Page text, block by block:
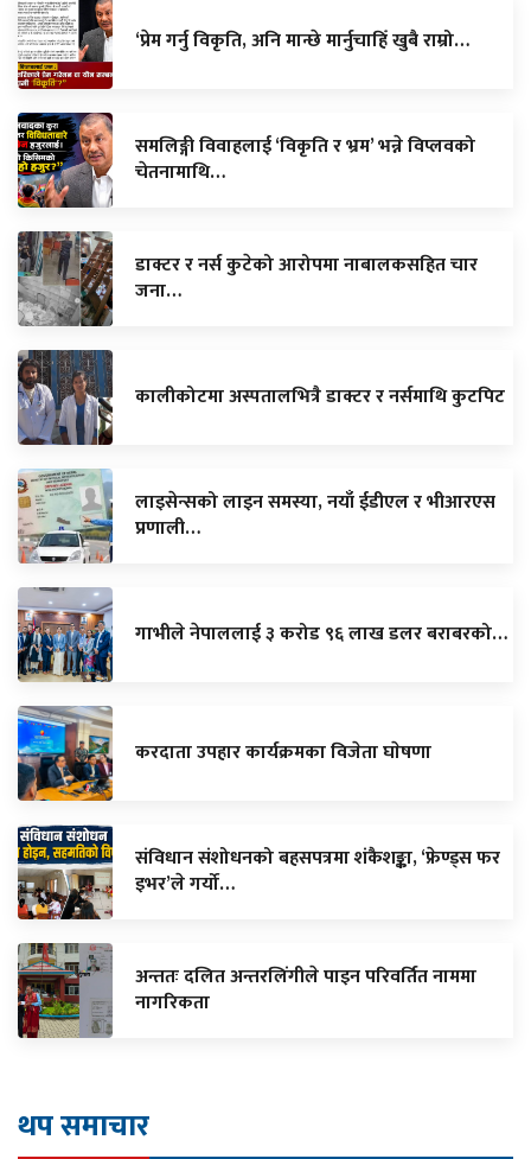
‘प्रेम गर्नु विकृति, अनि मान्छे मार्नुचाहिँ खुबै राम्रो…
समलिङ्गी विवाहलाई ‘विकृति र भ्रम’ भन्ने विप्लवको
चेतनामाथि…
डाक्टर र नर्स कुटेको आरोपमा नाबालकसहित चार
जना…
कालीकोटमा अस्पतालभित्रै डाक्टर र नर्समाथि कुटपिट
लाइसेन्सको लाइन समस्या, नयाँ ईडीएल र भीआरएस
प्रणाली…
गाभीले नेपाललाई ३ करोड ९६ लाख डलर बराबरको…
करदाता उपहार कार्यक्रमका विजेता घाेषणा
संविधान संशोधनको बहसपत्रमा शंकैशङ्का, ‘फ्रेण्ड्स फर
इभर’ले गर्यो…
अन्ततः दलित अन्तरलिंगीले पाइन परिवर्तित नाममा
नागरिकता
थप समाचार